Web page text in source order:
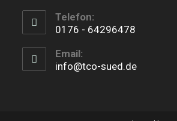
Telefon:
0176 - 64296478
in
your
Email:
info@tco-sued.de